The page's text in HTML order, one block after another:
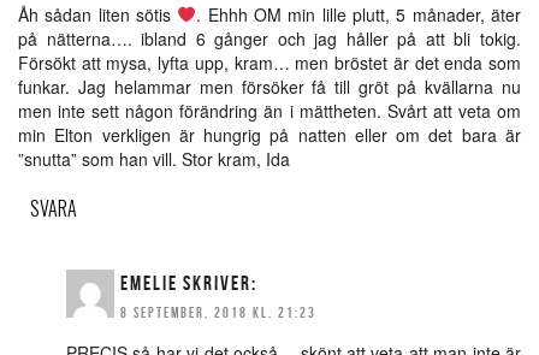
Åh sådan liten sötis
. Ehhh OM min lille plutt, 5 månader, äter
på nätterna…. ibland 6 gånger och jag håller på att bli tokig.
Försökt att mysa, lyfta upp, kram… men bröstet är det enda som
funkar. Jag helammar men försöker få till gröt på kvällarna nu
men inte sett någon förändring än i mättheten. Svårt att veta om
min Elton verkligen är hungrig på natten eller om det bara är
”snutta” som han vill. Stor kram, Ida
SVARA
EMELIE SKRIVER:
8 SEPTEMBER, 2018 KL. 21:23